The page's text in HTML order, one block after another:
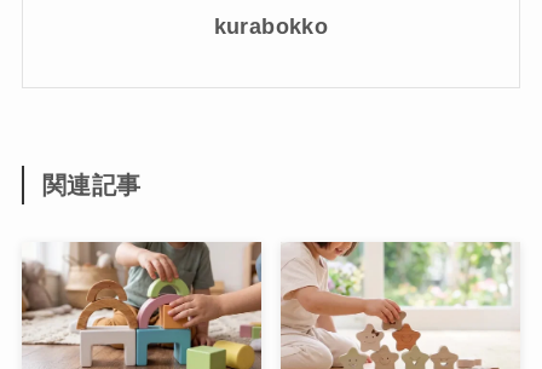
kurabokko
関連記事